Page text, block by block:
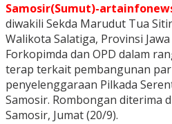
Samosir(Sumut)-
diwakili Sekda Marudut Tua
Walikota Salatiga, Provinsi
Forkopimda dan OPD dalam
terap terkait pembangunan
penyelenggaraan Pilkada
Samosir. Rombongan diterima
Samosir, Jumat (20/9).